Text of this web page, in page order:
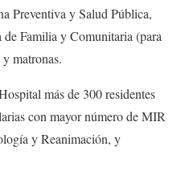
Preventiva y Salud Pública,
Familia y Comunitaria (para
matronas.
más de 300 residentes
con mayor número de MIR
y Reanimación, y